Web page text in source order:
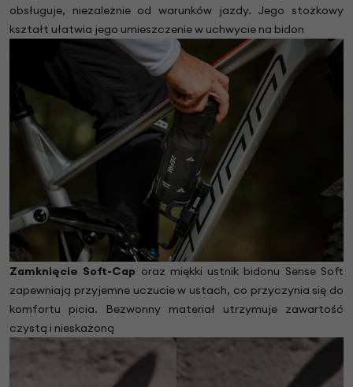
obsługuje, niezależnie od warunków jazdy. Jego stożkowy
kształt ułatwia jego umieszczenie w uchwycie na bidon
Zamknięcie Soft-Cap oraz miękki ustnik bidonu Sense Soft
zapewniają przyjemne uczucie w ustach, co przyczynia się do
komfortu picia. Bezwonny materiał utrzymuje zawartość
czystą i nieskażoną